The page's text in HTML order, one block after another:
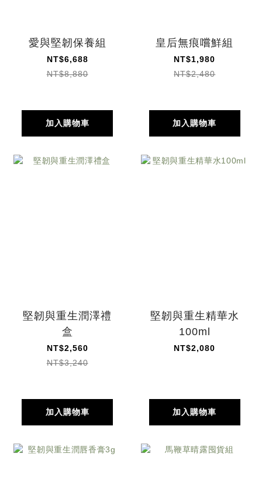
愛與堅韌保養組
NT$6,688
NT$8,880
加入購物車
皇后無痕嚐鮮組
NT$1,980
NT$2,480
加入購物車
堅韌與重生潤澤禮
盒
NT$2,560
NT$3,240
加入購物車
堅韌與重生精華水
100ml
NT$2,080
加入購物車